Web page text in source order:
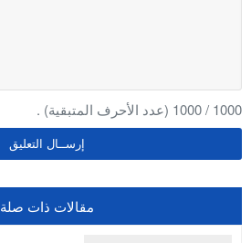
1000
/
1000 (عدد الأحرف المتبقية) .
مقالات ذات صلة